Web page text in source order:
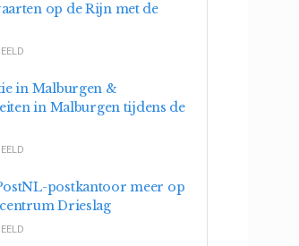
op de Rijn met de
in Malburgen &
in Malburgen tijdens de
postkantoor meer op
Drieslag